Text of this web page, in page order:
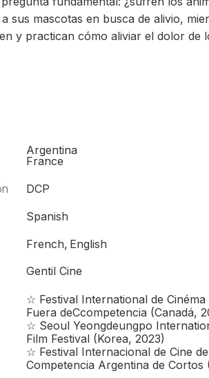
sus mascotas en busca de alivio,
y practican cómo aliviar el dolor de
Argentina
France
DCP
Spanish
French, English
Gentil Cine
☆ Festival International de
Fuera deCcompetencia (Canadá,
☆ Seoul Yeongdeungpo
Film Festival (Korea, 2023)
☆ Festival Internacional de Cine
Competencia Argentina de Cortos